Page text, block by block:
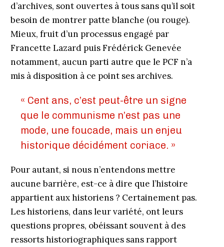
d’archives, sont ouvertes à tous sans qu’il soit
besoin de montrer patte blanche (ou rouge).
Mieux, fruit d’un processus engagé par
Francette Lazard puis Frédérick Genevée
notamment, aucun parti autre que le PCF n’a
mis à disposition à ce point ses archives.
« Cent ans, c’est peut-être un signe
que le communisme n’est pas une
mode, une foucade, mais un enjeu
historique décidément coriace. »
Pour autant, si nous n’entendons mettre
aucune barrière, est-ce à dire que l’histoire
appartient aux historiens ? Certainement pas.
Les historiens, dans leur variété, ont leurs
questions propres, obéissant souvent à des
ressorts historiographiques sans rapport